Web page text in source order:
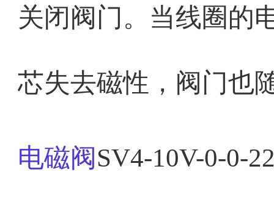
关闭阀门。当线圈的
芯失去磁性，阀门也
电磁阀 SV4-10V-0-0-